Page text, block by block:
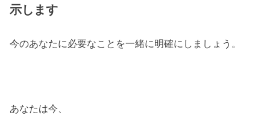
示します
今のあなたに必要なことを一緒に明確にしましょう。
あなたは今、